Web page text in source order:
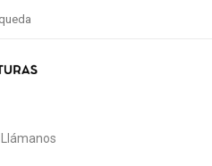
Llámanos